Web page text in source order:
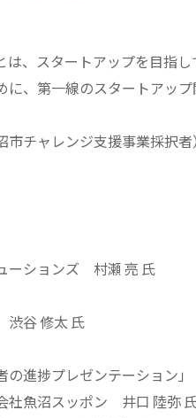
は、スタートアップを目指
、第一線のスタートアッ
市チャレンジ支援事業採択
ーションズ 村瀬 亮 氏
渋谷 修太 氏
の進捗プレゼンテーション」
社魚沼スッポン 井口 陸弥